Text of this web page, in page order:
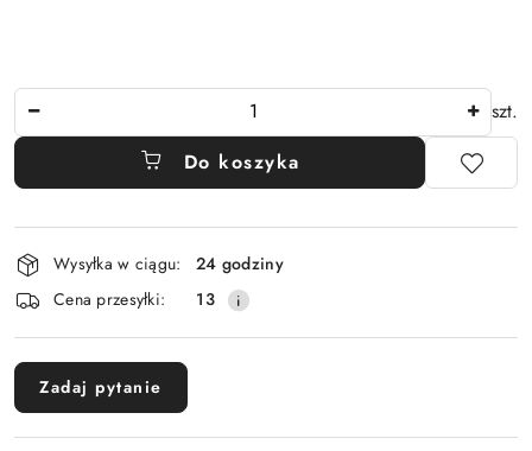
szt.
Do koszyka
Dostępność
i
dostawa
Wysyłka w ciągu:
24 godziny
Cena przesyłki:
13
Zadaj pytanie